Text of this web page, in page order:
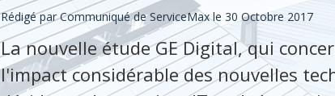
Rédigé par Communiqué de ServiceMax le 30 Octobre 2017
La nouvelle étude GE Digital, qui
l'impact considérable des nouvelles